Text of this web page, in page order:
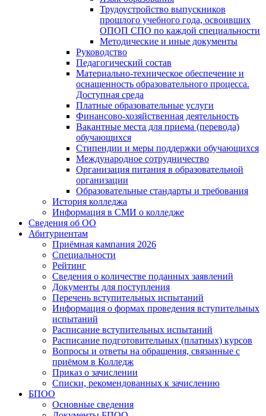
Трудоустройство выпускников
прошлого учебного года, освоивших
ОПОП СПО по каждой специальности
Методические и иные документы
Руководство
Педагогический состав
Материально-техническое обеспечение и
оснащенность образовательного процесса.
Доступная среда
Платные образовательные услуги
Финансово-хозяйственная деятельность
Вакантные места для приема (перевода)
обучающихся
Стипендии и меры поддержки обучающихся
Международное сотрудничество
Организация питания в образовательной
организации
Образовательные стандарты и требования
История колледжа
Информация в СМИ о колледже
Сведения об ОО
Абитуриентам
Приёмная кампания 2026
Специальности
Рейтинг
Сведения о количестве поданных заявлений
Документы для поступления
Перечень вступительных испытаний
Информация о формах проведения вступительных
испытаний
Расписание вступительных испытаний
Расписание подготовительных (платных) курсов
Вопросы и ответы на обращения, связанные с
приёмом в Колледж
Приказ о зачислении
Списки, рекомендованных к зачислению
БПОО
Основные сведения